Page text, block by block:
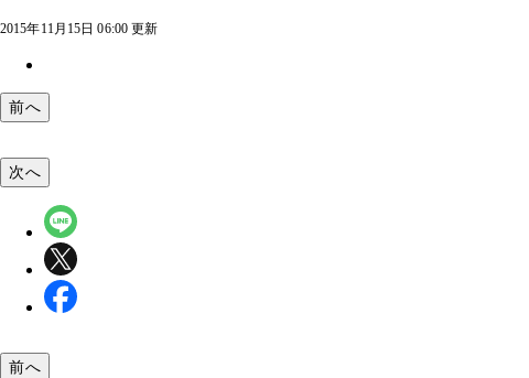
2015年11月15日 06:00 更新
前へ
次へ
前へ